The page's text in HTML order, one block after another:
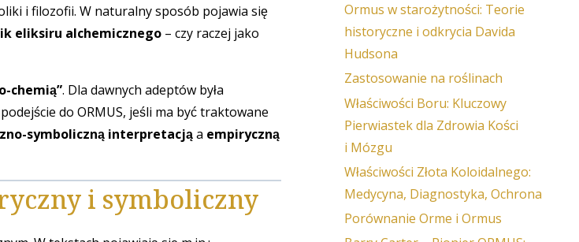
i filozofii. W naturalny sposób pojawia się
eliksiru alchemicznego – czy raczej jako
chemią”. Dla dawnych adeptów była
do ORMUS, jeśli ma być traktowane
symboliczną interpretacjąa empiryczną
i symboliczny
Ormus w starożytności: Teorie
historyczne i odkrycia Davida
Hudsona
Zastosowanie na roślinach
Właściwości Boru: Kluczowy
Pierwiastek dla Zdrowia Kości
i Mózgu
Właściwości Złota Koloidalnego:
Medycyna, Diagnostyka, Ochrona
Porównanie Orme i Ormus